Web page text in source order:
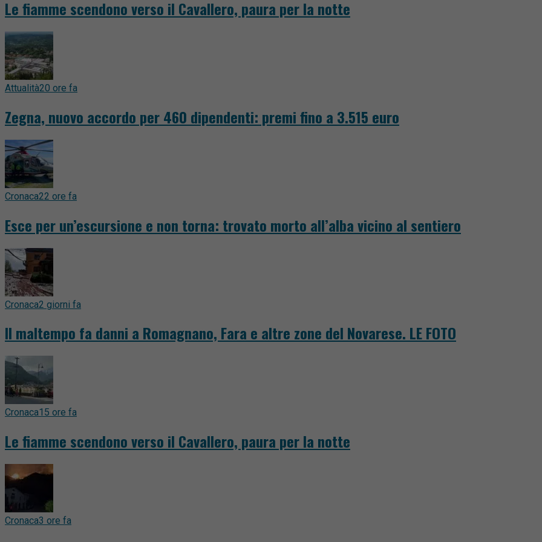
Le fiamme scendono verso il Cavallero, paura per la notte
Attualità20 ore fa
Zegna, nuovo accordo per 460 dipendenti: premi fino a 3.515 euro
Cronaca22 ore fa
Esce per un’escursione e non torna: trovato morto all’alba vicino al sentiero
Cronaca2 giorni fa
Il maltempo fa danni a Romagnano, Fara e altre zone del Novarese. LE FOTO
Cronaca15 ore fa
Le fiamme scendono verso il Cavallero, paura per la notte
Cronaca3 ore fa